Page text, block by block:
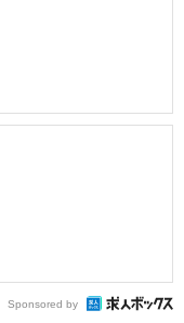
Sponsored by